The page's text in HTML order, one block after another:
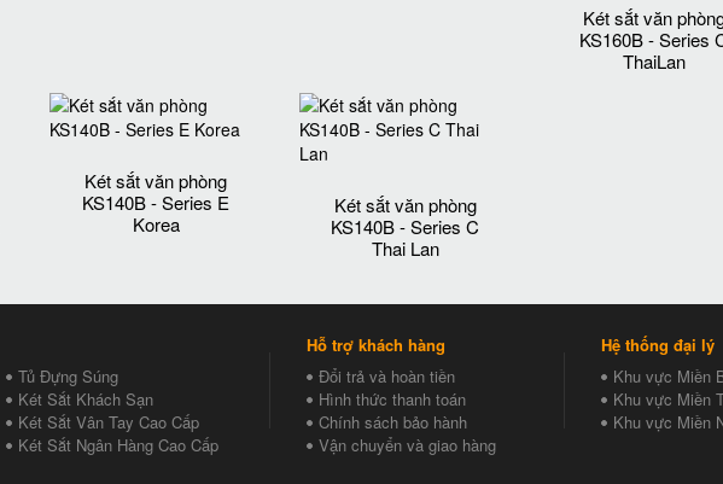
Két sắt văn
KS160B - Series
ThaiLan
Két sắt văn phòng
KS140B - Series E
Korea
Két sắt văn phòng
KS140B - Series C
Thai Lan
Tủ Đựng Súng
Két Sắt Khách Sạn
Két Sắt Vân Tay Cao Cấp
Két Sắt Ngân Hàng Cao Cấp
Hỗ trợ khách hàng
Đổi trả và hoàn tiền
Hình thức thanh toán
Chính sách bảo hành
Vận chuyển và giao hàng
Hệ thống đại lý
Khu vực Miền
Khu vực Miền
Khu vực Miền